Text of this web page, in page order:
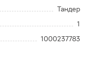
Тандер
1
1000237783